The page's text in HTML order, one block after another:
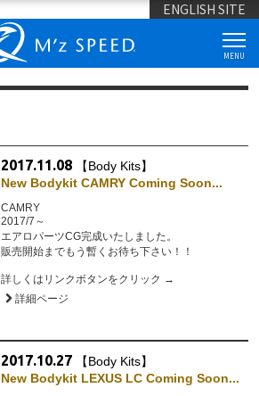
ENGLISH SITE
MENU
2017.11.08
【Body Kits】
New Bodykit CAMRY Coming Soon...
CAMRY
2017/7～
エアロパーツCG完成いたしました。
販売開始までもう暫くお待ち下さい！！
詳しくはリンクボタンをクリック →
詳細ページ
2017.10.27
【Body Kits】
New Bodykit LEXUS LC Coming Soon...